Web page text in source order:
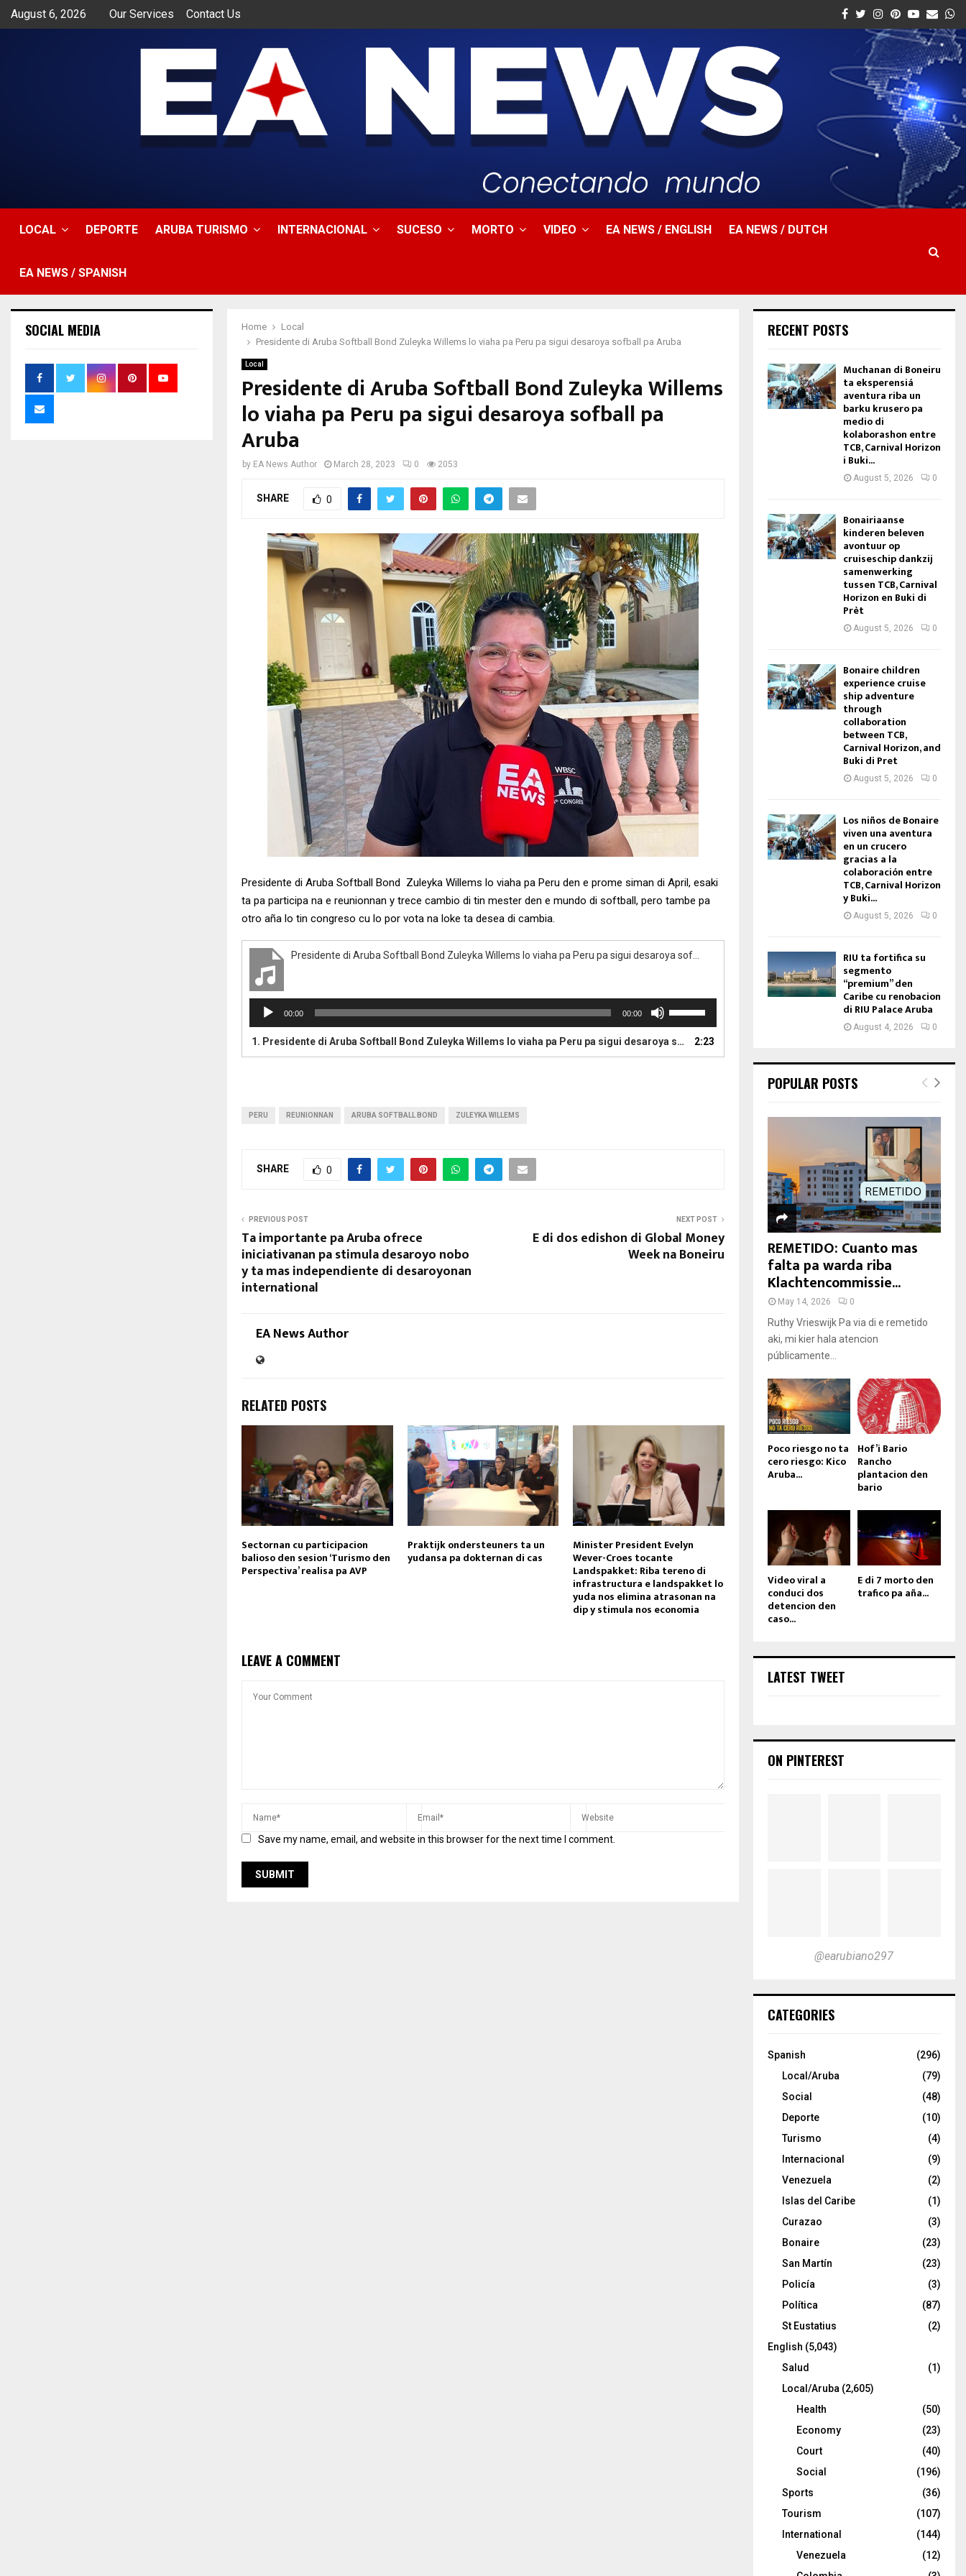
August 6, 2026 Our Services Contact Us Facebook
Twitter
Instagram
Pinterest
Youtube
Email
LOCAL DEPORTE ARUBA TURISMO INTERNACIONAL SUCESO MORTO VIDEO EA NEWS / ENGLISH EA NEWS / DUTCH
EA NEWS / SPANISH
Home
Local
Presidente di Aruba Softball Bond Zuleyka Willems lo viaha pa Peru pa sigui desaroya sofball pa Aruba
Local
Presidente di Aruba Softball Bond Zuleyka Willems
lo viaha pa Peru pa sigui desaroya sofball pa
Aruba
by EA News Author March 28, 2023 0 2053
SHARE 0
Presidente di Aruba Softball Bond Zuleyka Willems lo viaha pa Peru den e prome siman di April, esaki
ta pa participa na e reunionnan y trece cambio di tin mester den e mundo di softball, pero tambe pa
otro aña lo tin congreso cu lo por vota na loke ta desea di cambia.
d
a
00:00 00:00
y
e
d
e
c
r
a
s
e
v
o
1. Presidente di Aruba Softball Bond Zuleyka Willems lo viaha pa Peru pa sigui desaroya sofball pa Aruba 2:23
PERU REUNIONNAN ARUBA SOFTBALL BOND ZULEYKA WILLEMS
SHARE 0
PREVIOUS POST
Ta importante pa Aruba ofrece
iniciativanan pa stimula desaroyo nobo
y ta mas independiente di desaroyonan
international
NEXT POST
E di dos edishon di Global Money
Week na Boneiru
EA News Author
RELATED POSTS
Sectornan cu participacion
balioso den sesion ‘Turismo den
Perspectiva’ realisa pa AVP
Praktijk ondersteuners ta un
yudansa pa dokternan di cas
Minister President Evelyn
Wever-Croes tocante
Landspakket: Riba tereno di
infrastructura e landspakket lo
yuda nos elimina atrasonan na
dip y stimula nos economia
LEAVE A COMMENT
Save my name, email, and website in this browser for the next time I comment.
SOCIAL MEDIA RECENT POSTS
Muchanan di Boneiru
ta eksperensiá
aventura riba un
barku krusero pa
medio di
kolaborashon entre
TCB, Carnival Horizon
i Buki...
August 5, 2026 0
Bonairiaanse
kinderen beleven
avontuur op
cruiseschip dankzij
samenwerking
tussen TCB, Carnival
Horizon en Buki di
Prèt
August 5, 2026 0
Bonaire children
experience cruise
ship adventure
through
collaboration
between TCB,
Carnival Horizon, and
Buki di Pret
August 5, 2026 0
Los niños de Bonaire
viven una aventura
en un crucero
gracias a la
colaboración entre
TCB, Carnival Horizon
y Buki...
August 5, 2026 0
RIU ta fortifica su
segmento
“premium” den
Caribe cu renobacion
di RIU Palace Aruba
August 4, 2026 0
POPULAR POSTS
REMETIDO: Cuanto mas
falta pa warda riba
Klachtencommissie...
May 14, 2026 0
Ruthy Vrieswijk Pa via di e remetido
aki, mi kier hala atencion
públicamente...
Poco riesgo no ta
cero riesgo: Kico
Aruba...
Hof’i Bario
Rancho
plantacion den
bario
Video viral a
conduci dos
detencion den
caso...
E di 7 morto den
trafico pa aña...
LATEST TWEET
ON PINTEREST
@earubiano297
CATEGORIES
Spanish
(296)
Local/Aruba
(79)
Social
(48)
Deporte
(10)
Turismo
(4)
Internacional
(9)
Venezuela
(2)
Islas del Caribe
(1)
Curazao
(3)
Bonaire
(23)
San Martín
(23)
Policía
(3)
Política
(87)
St Eustatius
(2)
English (5,043)
Salud
(1)
Local/Aruba (2,605)
Health
(50)
Economy
(23)
Court
(40)
Social
(196)
Sports
(36)
Tourism
(107)
International
(144)
Venezuela
(12)